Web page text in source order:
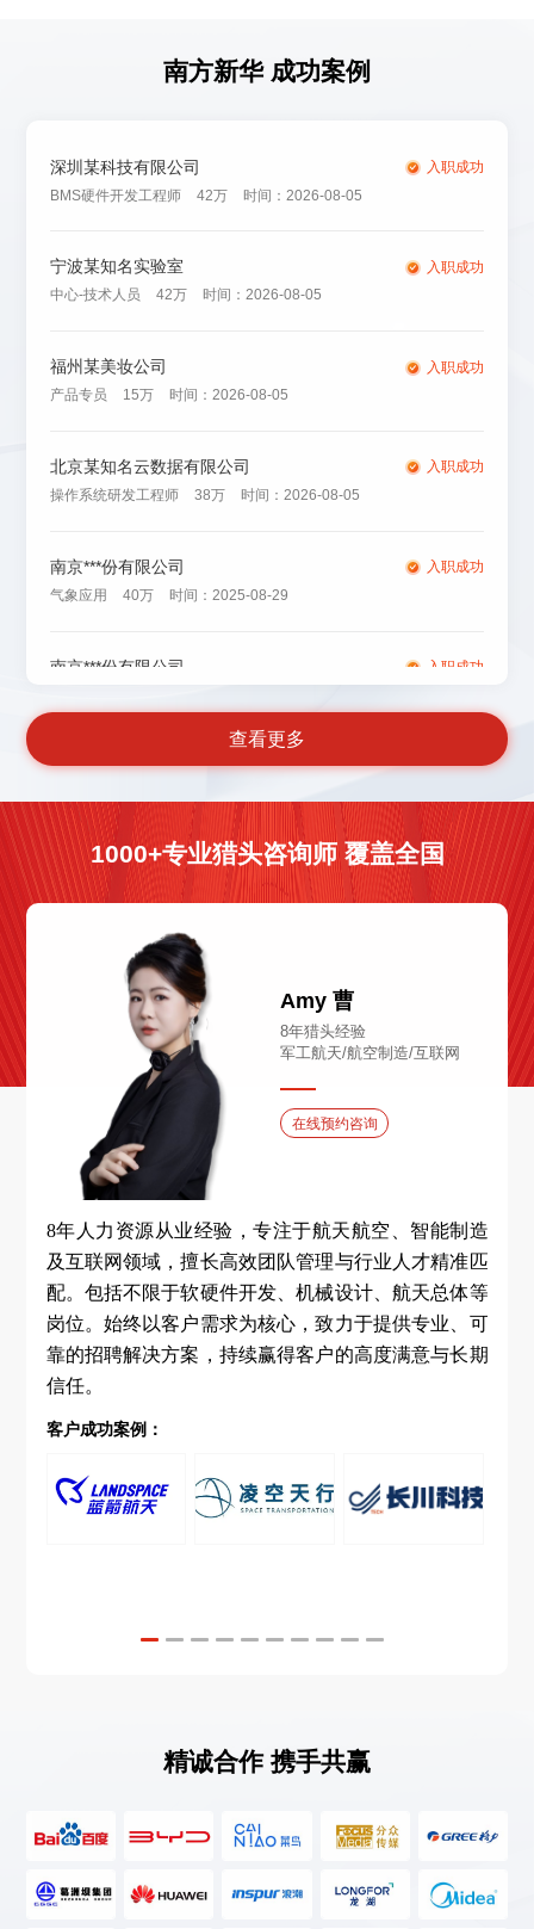
南方新华 成功案例
深圳某科技有限公司
入职成功
BMS硬件开发工程师
42万 时间：2026-08-05
宁波某知名实验室
入职成功
中心-技术人员
42万 时间：2026-08-05
福州某美妆公司
入职成功
产品专员
15万 时间：2026-08-05
北京某知名云数据有限公司
入职成功
操作系统研发工程师
38万 时间：2026-08-05
南京***份有限公司
入职成功
气象应用
40万 时间：2025-08-29
南京***份有限公司
入职成功
杭州***份有限公司
入职成功
南京***份有限公司
入职成功
技术总监
35万 时间：2025-08-29
重庆***建筑工程有限公司
机电经理经理
35万 时间：2025-08-29
江苏***地产开发有限公司
集团人力资源总
时间：2025-08-29
武汉***发展有限责任公司
15万 时间：2025-08-28
上海***墙有限公司
入职成功
幕墙投标设计经理
30万 时间：2025-08-27
西安***技术股份有限公司
入职成功
供应链总经理
装备保障部总经理
40万 时间：2025-08-29
北京某大型硬件设备集团公司
声学研发工程师
24万 时间：2025-10-29
查看更多
1000+专业猎头咨询师 覆盖全国
Amy 曹
8年猎头经验
军工航天/航空制造/互联网
在线预约咨询
8年人力资源从业经验，专注于航天航空、智能制造
及互联网领域，擅长高效团队管理与行业人才精准匹
配。包括不限于软硬件开发、机械设计、航天总体等
岗位。始终以客户需求为核心，致力于提供专业、可
靠的招聘解决方案，持续赢得客户的高度满意与长期
信任。
客户成功案例：
精诚合作 携手共赢